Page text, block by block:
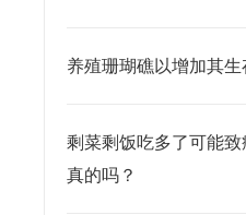
养殖珊瑚礁以增加其生
剩菜剩饭吃多了可能致
真的吗？